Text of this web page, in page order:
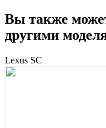
Вы также
другими
Lexus SC